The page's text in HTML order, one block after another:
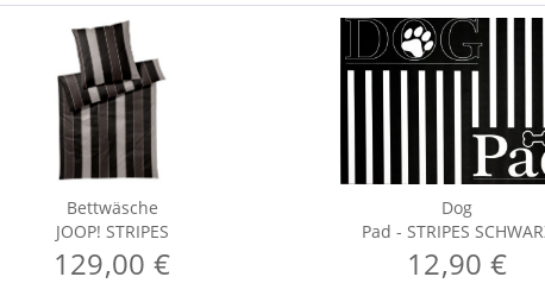
Bettwäsche
JOOP! STRIPES
129,00 €
Dog
Pad - STRIPES
12,90 €